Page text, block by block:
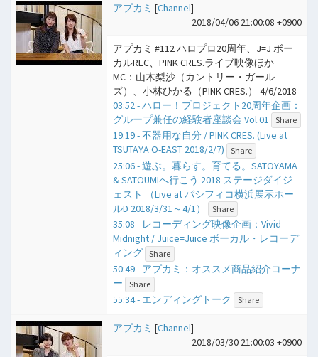
アプカミ [Channel]
2018/04/06 21:00:08 +0900
アプカミ #112 ハロプロ20周年、J=J ボー
カルREC、PINK CRES.ライブ映像ほか
MC：山木梨沙（カントリー・ガール
ズ）、小林ひかる（PINK CRES.） 4/6/2018
03:52 - ハロー！プロジェクト20周年企画：
グループ兼任の経験者座談会 Vol.01
Share
19:19 - 不器用な自分 / PINK CRES. (Live at
TSUTAYA O-EAST 2018/2/7)
Share
25:06 - 遊ぶ。暮らす。育てる。SATOYAMA
& SATOUMIへ行こう 2018 ステージダイジ
ェスト （Live at パシフィコ横浜展示ホー
ルD 2018/3/31～4/1）
Share
35:08 - レコーディング映像企画：Vivid
Midnight / Juice=Juice ボーカル・レコーデ
ィング Share
50:49 - アプカミ：オススメ商品紹介コーナ
ー
Share
55:34 - エンディングトーク Share
アプカミ [Channel]
2018/03/30 21:00:03 +0900